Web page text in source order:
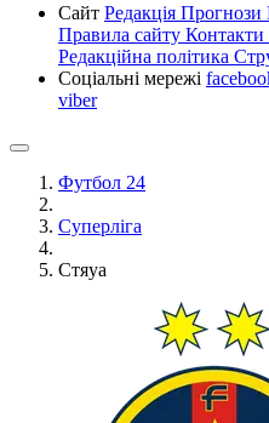
Сайт Редакція Прогнози
Правила сайту Контакти
Редакційна політика
Соціальні мережі
viber
Футбол 24
Суперліга
Стяуа